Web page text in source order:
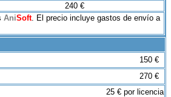
240 €
AniSoft. El precio incluye gastos de envío a
150 €
270 €
25 € por licencia